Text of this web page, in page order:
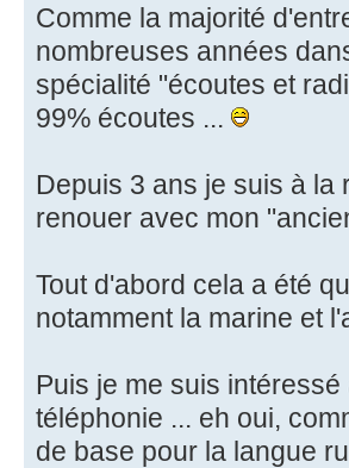
Comme la majorité
nombreuses années
spécialité "écoutes et
99% écoutes ...
Depuis 3 ans je suis à la
renouer avec mon
Tout d'abord cela a été
notamment la marine et
Puis je me suis
téléphonie ... eh oui,
de base pour la langue